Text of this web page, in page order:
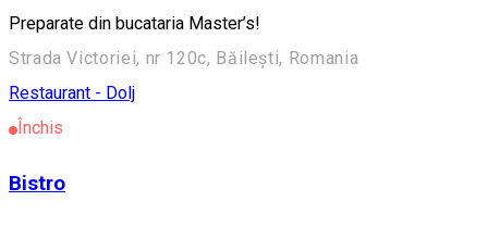
Preparate din bucataria Master’s!
Strada Victoriei, nr 120c, Băilești, Romania
Restaurant - Dolj
Închis
Bistro